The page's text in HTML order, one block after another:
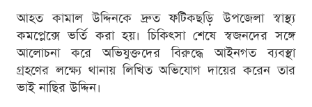
আহত কামাল উদ্দিনকে দ্রুত ফটিকছড়ি উপজেলা স্বাস্থ্য
কমপ্লেক্সে ভর্তি করা হয়। চিকিৎসা শেষে স্বজনদের সঙ্গে
আলোচনা করে অভিযুক্তদের বিরুদ্ধে আইনগত ব্যবস্থা
গ্রহণের লক্ষ্যে থানায় লিখিত অভিযোগ দায়ের করেন তার
ভাই নাছির উদ্দিন।